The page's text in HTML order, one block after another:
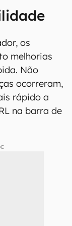
os
melhorias
Não
ocorreram,
rápido a
na barra de